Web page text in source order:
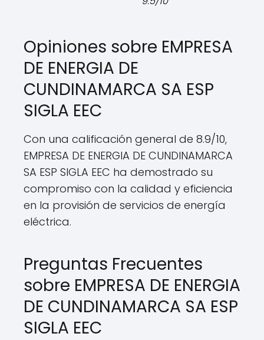
Opiniones sobre EMPRESA
DE ENERGIA DE
CUNDINAMARCA SA ESP
SIGLA EEC
Con una calificación general de 8.9/10,
EMPRESA DE ENERGIA DE CUNDINAMARCA
SA ESP SIGLA EEC ha demostrado su
compromiso con la calidad y eficiencia
en la provisión de servicios de energía
eléctrica.
Preguntas Frecuentes
sobre EMPRESA DE ENERGIA
DE CUNDINAMARCA SA ESP
SIGLA EEC